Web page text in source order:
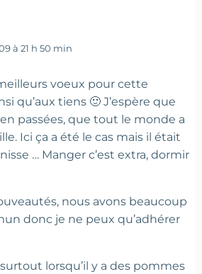
à 21 h 50 min
voeux pour cette
qu’aux tiens 🙂 J’espère que
passées, que tout le monde a
Ici ça a été le cas mais il était
… Manger c’est extra, dormir
nous avons beaucoup
donc je ne peux qu’adhérer
surtout lorsqu’il y a des pommes